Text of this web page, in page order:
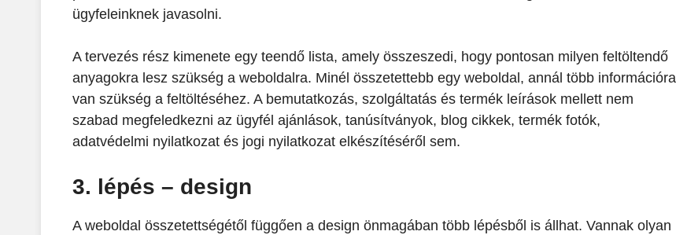
ügyfeleinknek javasolni.
A tervezés rész kimenete egy teendő lista, amely összeszedi, hogy pontosan milyen feltöltendő
anyagokra lesz szükség a weboldalra. Minél összetettebb egy weboldal, annál több információra
van szükség a feltöltéséhez. A bemutatkozás, szolgáltatás és termék leírások mellett nem
szabad megfeledkezni az ügyfél ajánlások, tanúsítványok, blog cikkek, termék fotók,
adatvédelmi nyilatkozat és jogi nyilatkozat elkészítéséről sem.
3. lépés – design
A weboldal összetettségétől függően a design önmagában több lépésből is állhat. Vannak olyan